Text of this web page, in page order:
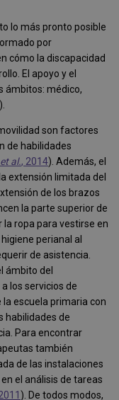
lo más pronto posible
por
cómo la discapacidad
El apoyo y el
ámbitos: médico,
).
son factores
de habilidades
et al., 2014). Además, el
extensión limitada del
de los brazos
la parte superior de
la ropa para vestirse en
perianal al
de asistencia.
ámbito del
los servicios de
escuela primaria con
habilidades de
Para encontrar
también
de las instalaciones
el análisis de tareas
). De todos modos,